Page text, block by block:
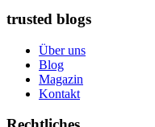
trusted blogs
Über uns
Blog
Magazin
Kontakt